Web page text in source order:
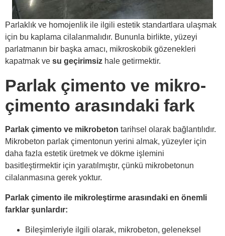
Parlaklık ve homojenlik ile ilgili estetik standartlara ulaşmak
için bu kaplama cilalanmalıdır. Bununla birlikte, yüzeyi
parlatmanın bir başka amacı, mikroskobik gözenekleri
kapatmak ve su geçirimsiz hale getirmektir.
Parlak çimento ve mikro-
çimento arasındaki fark
Parlak çimento ve mikrobeton tarihsel olarak bağlantılıdır.
Mikrobeton parlak çimentonun yerini almak, yüzeyler için
daha fazla estetik üretmek ve dökme işlemini
basitleştirmektir için yaratılmıştır, çünkü mikrobetonun
cilalanmasına gerek yoktur.
Parlak çimento ile mikroleştirme arasındaki en önemli
farklar şunlardır:
Bileşimleriyle ilgili olarak, mikrobeton, geleneksel